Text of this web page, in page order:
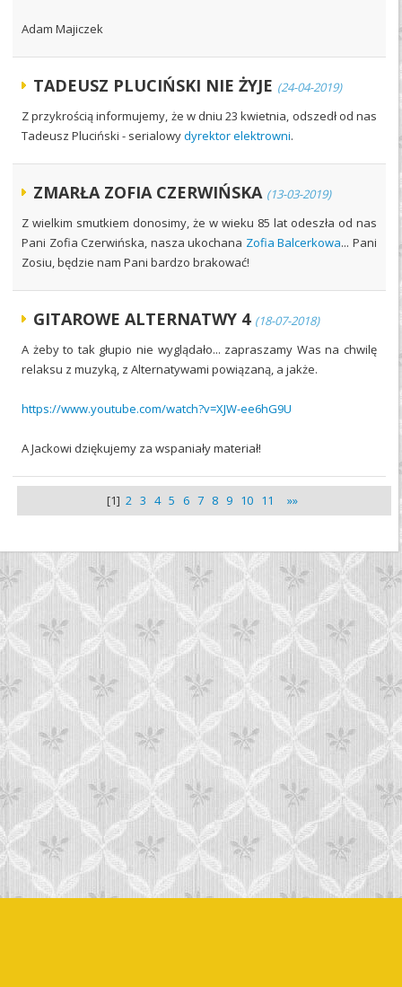
Adam Majiczek
TADEUSZ PLUCIŃSKI NIE ŻYJE (24-04-2019)
Z przykrością informujemy, że w dniu 23 kwietnia, odszedł od nas
Tadeusz Pluciński - serialowydyrektor elektrowni.
ZMARŁA ZOFIA CZERWIŃSKA (13-03-2019)
Z wielkim smutkiem donosimy, że w wieku 85 lat odeszła od nas
Pani Zofia Czerwińska, nasza ukochana Zofia Balcerkowa... Pani
Zosiu, będzie nam Pani bardzo brakować!
GITAROWE ALTERNATWY 4 (18-07-2018)
A żeby to tak głupio nie wyglądało... zapraszamy Was na chwilę
relaksu z muzyką, z Alternatywami powiązaną, a jakże.
https://www.youtube.com/watch?v=XJW-ee6hG9U
A Jackowi dziękujemy za wspaniały materiał!
[1]2 3 4 5 6 7 8 9 10 11 »»